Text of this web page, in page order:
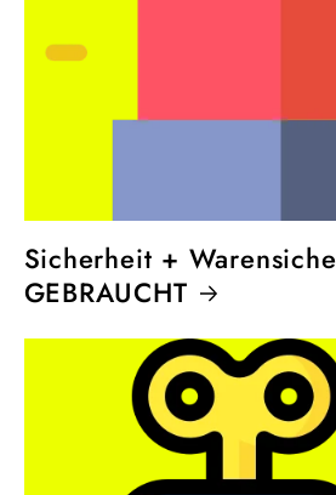
Sicherheit +
GEBRAUCHT